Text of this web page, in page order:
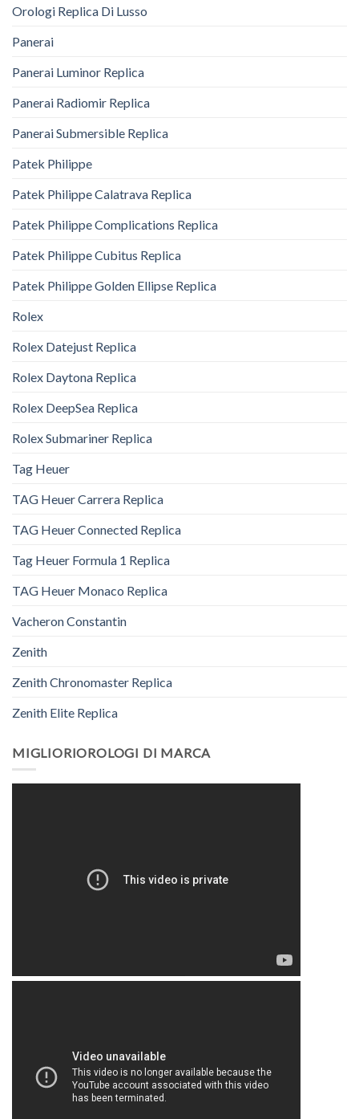
Orologi Replica Di Lusso
Panerai
Panerai Luminor Replica
Panerai Radiomir Replica
Panerai Submersible Replica
Patek Philippe
Patek Philippe Calatrava Replica
Patek Philippe Complications Replica
Patek Philippe Cubitus Replica
Patek Philippe Golden Ellipse Replica
Rolex
Rolex Datejust Replica
Rolex Daytona Replica
Rolex DeepSea Replica
Rolex Submariner Replica
Tag Heuer
TAG Heuer Carrera Replica
TAG Heuer Connected Replica
Tag Heuer Formula 1 Replica
TAG Heuer Monaco Replica
Vacheron Constantin
Zenith
Zenith Chronomaster Replica
Zenith Elite Replica
MIGLIORIOROLOGI DI MARCA